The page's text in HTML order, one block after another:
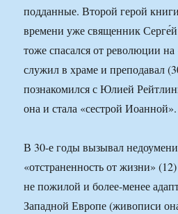
подданные. Второй герой
времени уже священник
тоже спасался от революции
служил в храме и преподавал
познакомился с Юлией
она и стала «сестрой Иоанной».
В 30-е годы вызывал
«отстраненность от жизни»
не пожилой и более-менее
Западной Европе (живописи